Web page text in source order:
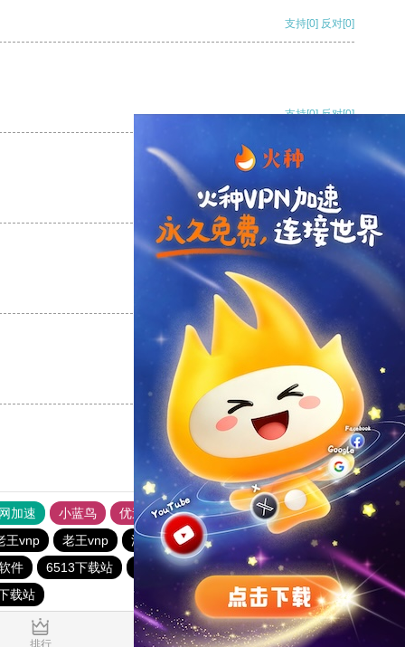
支持[0] 反对[0]
支持[0] 反对[0]
支持[0] 反对
支持
支持 反对 [0]
加速 小蓝鸟 优途加速器官网 风驰加速器
旋风加速器
王vnp
老王vnp 油管加速器
西柚加速器
件
6513下载站 一起扶墙下载站 CHK下载站
quickq
载站
排行 推荐